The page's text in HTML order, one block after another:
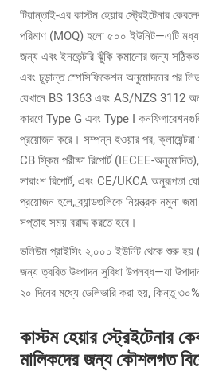
টিয়ান্তাই-এর কাস্টম হেয়ার স্ট্রেইটেনার
পরিমাণ (MOQ) হলো ৫০০ ইউনিট—এটি মধ্যম-
জন্য এবং ইনভেন্টরি ঝুঁকি কমানোর জন্য
এবং চূড়ান্ত স্পেসিফিকেশন অনুমোদনের পর
যেখানে BS 1363 এবং AS/NZS 3112
কারণে Type G এবং Type I
প্রয়োজন করে। সম্পন্ন হওয়ার পর, ক্লায়েন্টরা
CB স্কিম পরীক্ষা রিপোর্ট (IECEE-
সারাংশ রিপোর্ট, এবং CE/UKCA অনুরূপতা
প্রয়োজন হলে, ব্র্যান্ডগুলিকে নিয়ন্ত্রক নমুনা
সপ্তাহ সময় বরাদ্দ করতে হবে।
ভলিউম প্রাইসিং ২,০০০ ইউনিট থেকে শুরু
জন্য ত্বরিত উৎপাদন সুবিধা উপলব্ধ—যা
২০ দিনের মধ্যে ডেলিভারি করা হয়, কিন্তু
কাস্টম হেয়ার স্ট্রেইটেনার
মালিকদের জন্য কৌশলগত